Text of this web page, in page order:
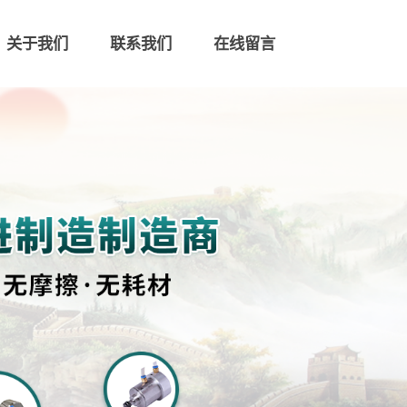
关于我们 联系我们 在线留言